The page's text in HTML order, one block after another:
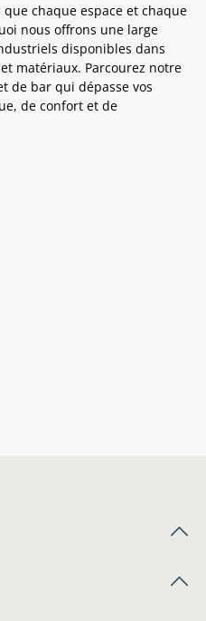
chaque espace et chaque
nous offrons une large
disponibles dans
matériaux. Parcourez notre
de bar qui dépasse vos
de confort et de